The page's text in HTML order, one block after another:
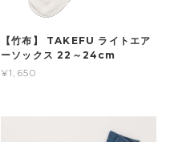
【竹布】 TAKEFU ライトエア
ーソックス 22～24cm
¥1,650